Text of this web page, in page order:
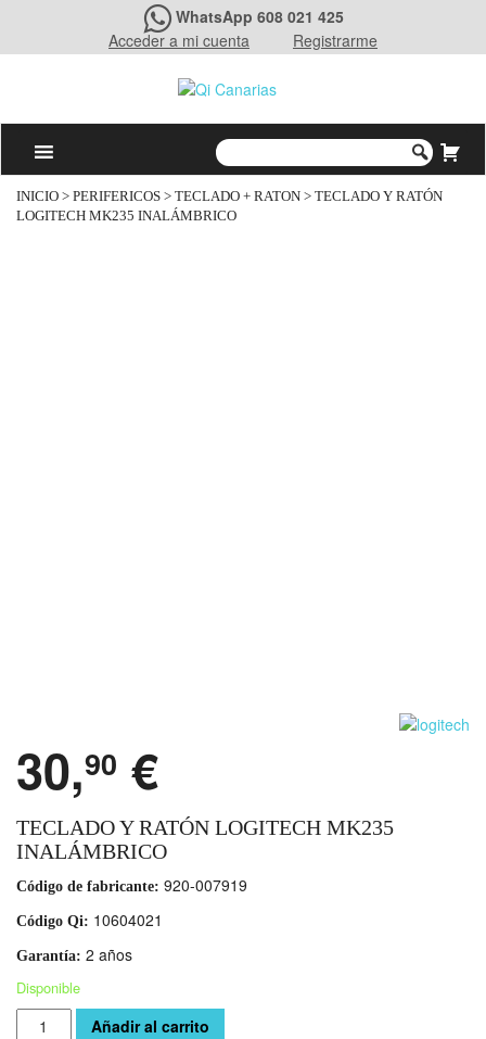
WhatsApp 608 021 425
Acceder a mi cuenta
Registrarme
INICIO > PERIFERICOS > TECLADO + RATON > TECLADO Y RATÓN
LOGITECH MK235 INALÁMBRICO
30,90 €
TECLADO Y RATÓN LOGITECH MK235
INALÁMBRICO
Código de fabricante: 920-007919
Código Qi: 10604021
Garantía: 2 años
Disponible
Cantidad Añadir al carrito